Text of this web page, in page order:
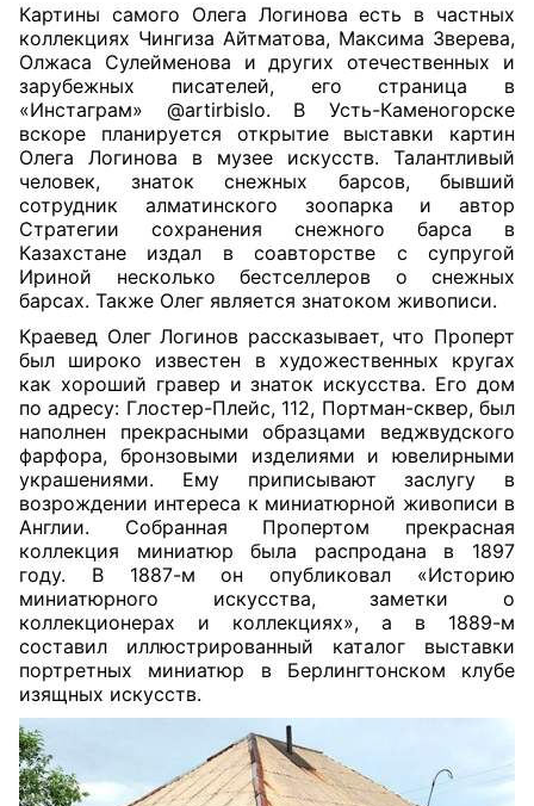
Картины самого Олега Логинова есть в частных
коллекциях Чингиза Айтматова, Максима Зверева,
Олжаса Сулейменова и других отечественных и
зарубежных писателей, его страница в
«Инстаграм» @artirbislo. В Усть-Каменогорске
вскоре планируется открытие выставки картин
Олега Логинова в музее искусств. Талантливый
человек, знаток снежных барсов, бывший
сотрудник алматинского зоопарка и автор
Стратегии сохранения снежного барса в
Казахстане издал в соавторстве с супругой
Ириной несколько бестселлеров о снежных
барсах. Также Олег является знатоком живописи.
Краевед Олег Логинов рассказывает, что Проперт
был широко известен в художественных кругах
как хороший гравер и знаток искусства. Его дом
по адресу: Глостер-Плейс, 112, Портман-сквер, был
наполнен прекрасными образцами веджвудского
фарфора, бронзовыми изделиями и ювелирными
украшениями. Ему приписывают заслугу в
возрождении интереса к миниатюрной живописи в
Англии. Собранная Пропертом прекрасная
коллекция миниатюр была распродана в 1897
году. В 1887-м он опубликовал «Историю
миниатюрного искусства, заметки о
коллекционерах и коллекциях», а в 1889-м
составил иллюстрированный каталог выставки
портретных миниатюр в Берлингтонском клубе
изящных искусств.